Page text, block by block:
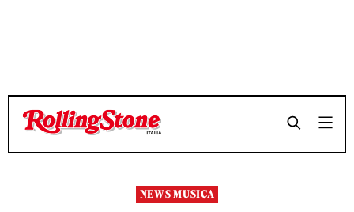
TEMPO DI LETTURA 7 MINUTI SHARE
TEMPO DI LETTURA 7 MINUTI SHARE
NEWS MUSICA